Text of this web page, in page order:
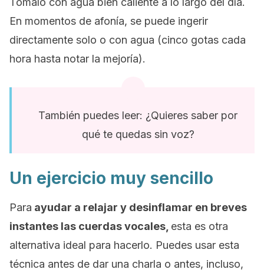
En momentos de afonía, se puede ingerir
directamente solo o con agua (cinco gotas cada
hora hasta notar la mejoría).
También puedes leer: ¿Quieres saber por
qué te quedas sin voz?
Un ejercicio muy sencillo
Para ayudar a relajar y desinflamar en breves
instantes las cuerdas vocales, esta es otra
alternativa ideal para hacerlo. Puedes usar esta
técnica antes de dar una charla o antes, incluso,